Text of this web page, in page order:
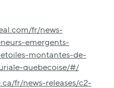
fr/news-
emergents-
montantes-de-
quebecoise/#/
fr/news-releases/c2-